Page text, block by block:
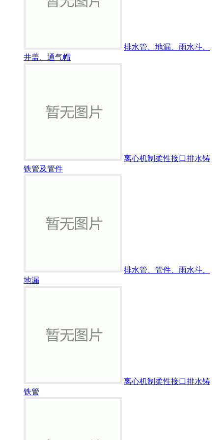
排水管、地漏、雨水斗、
井盖、通气帽
离心机制柔性接口排水铸
铁管及管件
排水管、管件、雨水斗、
地漏
离心机制柔性接口排水铸
铁管